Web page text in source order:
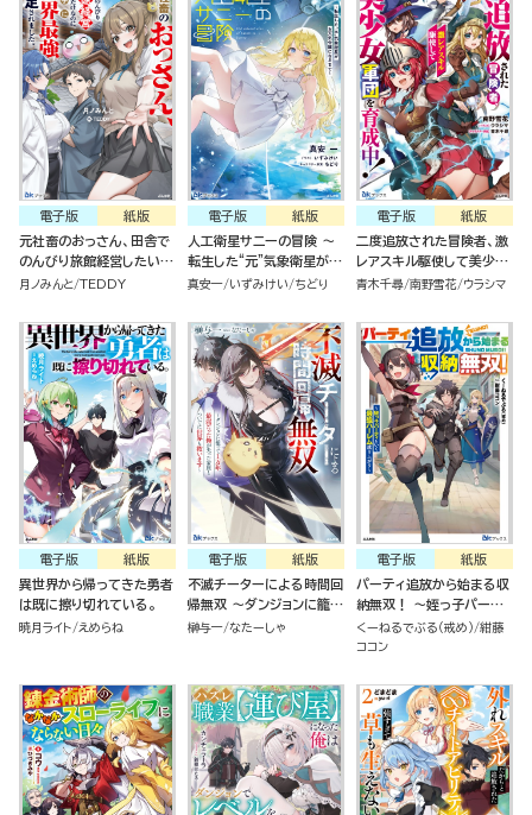
紙版
電子版
元社畜のおっさん、田舎で
のんびり旅館経営したいだ
けなのに勝手に世界最強認
月ノみんと TEDDY
紙版
電子版
人工衛星サニーの冒険 ～
転生した“元”気象衛星がお
天気令嬢になるまで～
真安一 いずみけい ちどり
紙版
電子版
二度追放された冒険者、激
レアスキル駆使して美少女
軍団を育成中！
青木千尋 南野雪花 ウラシマ
紙版
電子版
異世界から帰ってきた勇者
は既に擦り切れている。
暁月ライト えめらね
紙版
電子版
不滅チーターによる時間回
帰無双 ～ダンジョンに籠っ
て1万年。最弱だった俺が
榊与一 なたーしゃ
紙版
電子版
パーティ追放から始まる収
納無双！ ～姪っ子パーテ
ィといく最強ハーレム成り
上がり～
くーねるでぶる（戒め） 紺藤
ココン